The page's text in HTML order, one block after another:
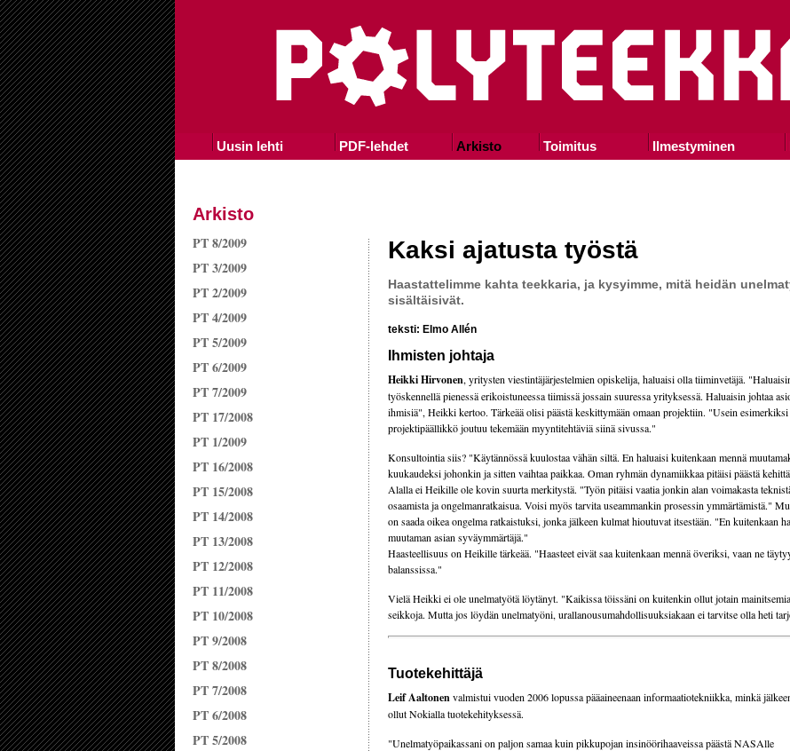
Uusin lehti PDF-lehdet Arkisto Toimitus Ilmestyminen
Arkisto
PT 8/2009
PT 3/2009
PT 2/2009
PT 4/2009
PT 5/2009
PT 6/2009
PT 7/2009
PT 17/2008
PT 1/2009
PT 16/2008
PT 15/2008
PT 14/2008
PT 13/2008
PT 12/2008
PT 11/2008
PT 10/2008
PT 9/2008
PT 8/2008
PT 7/2008
PT 6/2008
PT 5/2008
Kaksi ajatusta työstä
Haastattelimme kahta teekkaria, ja kysyimme, mitä heidän
sisältäisivät.
teksti: Elmo Allén
Ihmisten johtaja
Heikki Hirvonen, yritysten viestintäjärjestelmien opiskelija, haluaisi olla tiiminvetäjä.
työskennellä pienessä erikoistuneessa tiimissä jossain suuressa yrityksessä. Haluaisin johtaa
ihmisiä", Heikki kertoo. Tärkeää olisi päästä keskittymään omaan projektiin. "Usein esimerkiksi
projektipäällikkö joutuu tekemään myyntitehtäviä siinä sivussa."
Konsultointia siis? "Käytännössä kuulostaa vähän siltä. En haluaisi kuitenkaan mennä
kuukaudeksi johonkin ja sitten vaihtaa paikkaa. Oman ryhmän dynamiikkaa pitäisi päästä
Alalla ei Heikille ole kovin suurta merkitystä. "Työn pitäisi vaatia jonkin alan voimakasta
osaamista ja ongelmanratkaisua. Voisi myös tarvita useammankin prosessin ymmärtämistä."
on saada oikea ongelma ratkaistuksi, jonka jälkeen kulmat hioutuvat itsestään. "En kuitenkaan
muutaman asian syväymmärtäjä."
Haasteellisuus on Heikille tärkeää. "Haasteet eivät saa kuitenkaan mennä överiksi, vaan ne
balanssissa."
Vielä Heikki ei ole unelmatyötä löytänyt. "Kaikissa töissäni on kuitenkin ollut jotain
seikkoja. Mutta jos löydän unelmatyöni, urallanousumahdollisuuksiakaan ei tarvitse olla heti
Tuotekehittäjä
Leif Aaltonenvalmistui vuoden 2006 lopussa pääaineenaan informaatiotekniikka, minkä
ollut Nokialla tuotekehityksessä.
"Unelmatyöpaikassani on paljon samaa kuin pikkupojan insinöörihaaveissa päästä NASAlle